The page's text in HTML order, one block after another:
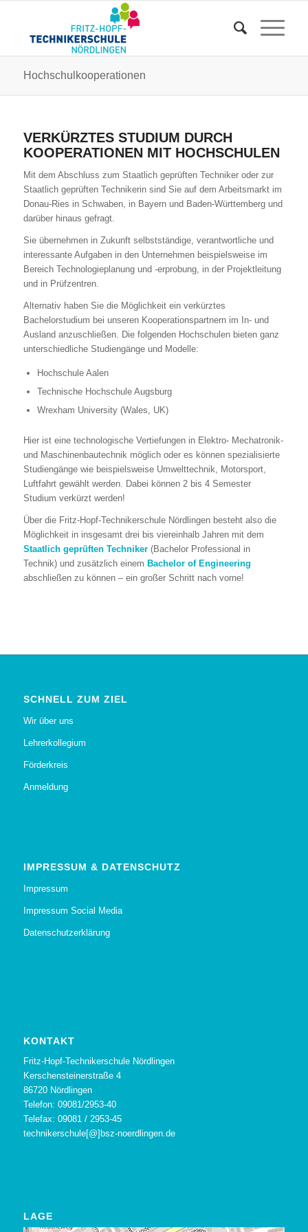
Hochschulkooperationen
VERKÜRZTES STUDIUM DURCH
KOOPERATIONEN MIT HOCHSCHULEN
Mit dem Abschluss zum Staatlich geprüften Techniker oder zur
Staatlich geprüften Technikerin sind Sie auf dem Arbeitsmarkt im
Donau-Ries in Schwaben, in Bayern und Baden-Württemberg und
darüber hinaus gefragt.
Sie übernehmen in Zukunft selbstständige, verantwortliche und
interessante Aufgaben in den Unternehmen beispielsweise im
Bereich Technologieplanung und -erprobung, in der Projektleitung
und in Prüfzentren.
Alternativ haben Sie die Möglichkeit ein verkürztes
Bachelorstudium bei unseren Kooperationspartnern im In- und
Ausland anzuschließen. Die folgenden Hochschulen bieten ganz
unterschiedliche Studiengänge und Modelle:
Hochschule Aalen
Technische Hochschule Augsburg
Wrexham University (Wales, UK)
Hier ist eine technologische Vertiefungen in Elektro- Mechatronik-
und Maschinenbautechnik möglich oder es können spezialisierte
Studiengänge wie beispielsweise Umwelttechnik, Motorsport,
Luftfahrt gewählt werden. Dabei können 2 bis 4 Semester
Studium verkürzt werden!
Über die Fritz-Hopf-Technikerschule Nördlingen besteht also die
Möglichkeit in insgesamt drei bis viereinhalb Jahren mit dem
Staatlich geprüften Techniker (Bachelor Professional in
Technik) und zusätzlich einem Bachelor of Engineering
abschließen zu können – ein großer Schritt nach vorne!
SCHNELL ZUM ZIEL
Wir über uns
Lehrerkollegium
Förderkreis
Anmeldung
IMPRESSUM & DATENSCHUTZ
Impressum
Impressum Social Media
Datenschutzerklärung
KONTAKT
Fritz-Hopf-Technikerschule Nördlingen
Kerschensteinerstraße 4
86720 Nördlingen
Telefon: 09081/2953-40
Telefax: 09081 / 2953-45
technikerschule[@]bsz-noerdlingen.de
LAGE